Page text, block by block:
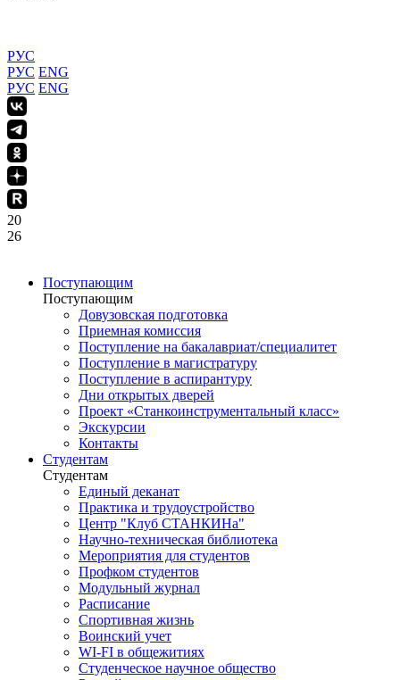
РУС
РУС ENG
РУС ENG
20
26
Поступающим
Поступающим
Довузовская подготовка
Приемная комиссия
Поступление на бакалавриат/специалитет
Поступление в магистратуру
Поступление в аспирантуру
Дни открытых дверей
Проект «Станкоинструментальный класс»
Экскурсии
Контакты
Студентам
Студентам
Единый деканат
Практика и трудоустройство
Центр "Клуб СТАНКИНа"
Научно-техническая библиотека
Мероприятия для студентов
Профком студентов
Модульный журнал
Расписание
Спортивная жизнь
Воинский учет
WI-FI в общежитиях
Студенческое научное общество